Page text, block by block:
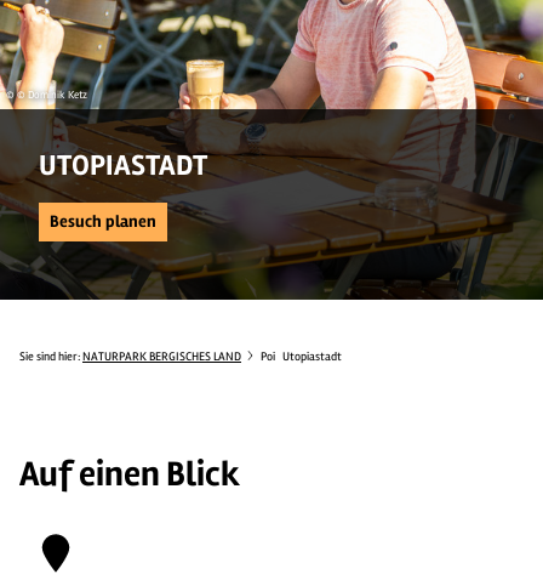
© © Dominik Ketz
UTOPIASTADT
Besuch planen
Sie sind hier:NATURPARK BERGISCHES LAND Poi Utopiastadt
Auf einen Blick